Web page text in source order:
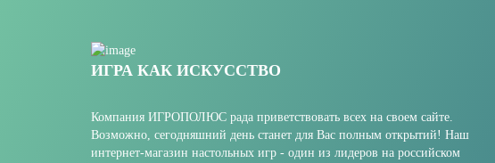
ИГРА КАК ИСКУССТВО
Компания ИГРОПОЛЮС рада приветствовать всех на своем сайте.
Возможно, сегодняшний день станет для Вас полным открытий! Наш
интернет-магазин настольных игр - один из лидеров на российском